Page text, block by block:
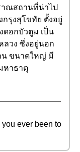
าณสถานที่น่าไป
รุงสุโขทัย ตั้งอยู่
ดอกบัวตูม เป็น
ลวง ซึ่งอยู่นอก
น ขนาดใหญ่ มี
หาธาตุ
ever been to